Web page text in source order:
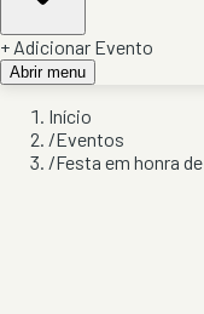
+ Adicionar Evento
Abrir menu
Início
/Eventos
/Festa em honra